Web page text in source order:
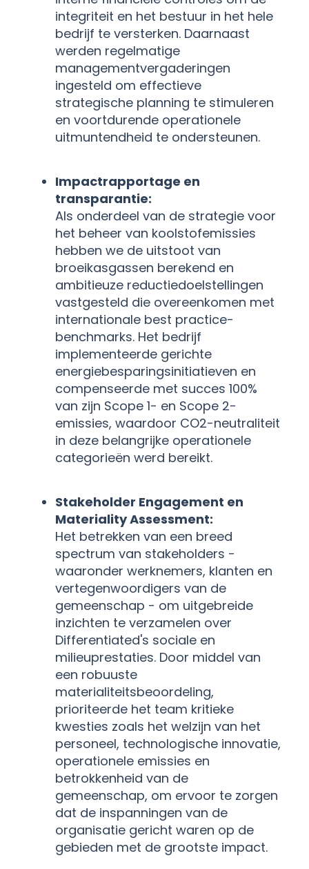
integriteit en het bestuur in het hele
bedrijf te versterken. Daarnaast
werden regelmatige
managementvergaderingen
ingesteld om effectieve
strategische planning te stimuleren
en voortdurende operationele
uitmuntendheid te ondersteunen.
Impactrapportage en
transparantie:
Als onderdeel van de strategie voor
het beheer van koolstofemissies
hebben we de uitstoot van
broeikasgassen berekend en
ambitieuze reductiedoelstellingen
vastgesteld die overeenkomen met
internationale best practice-
benchmarks. Het bedrijf
implementeerde gerichte
energiebesparingsinitiatieven en
compenseerde met succes 100%
van zijn Scope 1- en Scope 2-
emissies, waardoor CO2-neutraliteit
in deze belangrijke operationele
categorieën werd bereikt.
Stakeholder Engagement en
Materiality Assessment:
Het betrekken van een breed
spectrum van stakeholders -
waaronder werknemers, klanten en
vertegenwoordigers van de
gemeenschap - om uitgebreide
inzichten te verzamelen over
Differentiated's sociale en
milieuprestaties. Door middel van
een robuuste
materialiteitsbeoordeling,
prioriteerde het team kritieke
kwesties zoals het welzijn van het
personeel, technologische innovatie,
operationele emissies en
betrokkenheid van de
gemeenschap, om ervoor te zorgen
dat de inspanningen van de
organisatie gericht waren op de
gebieden met de grootste impact.